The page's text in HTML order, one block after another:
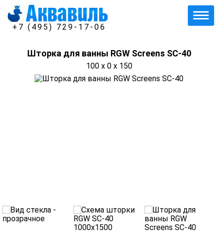
+7 (495) 729-17-06
Шторка для ванны RGW Screens SC-40
100 x 0 x 150